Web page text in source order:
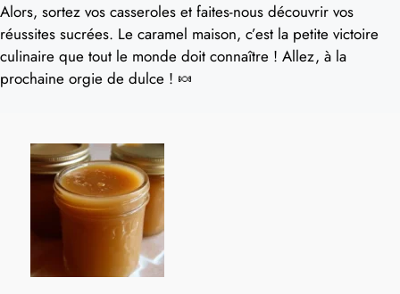
Alors, sortez vos casseroles et faites-nous découvrir vos
réussites sucrées. Le caramel maison, c’est la petite victoire
culinaire que tout le monde doit connaître ! Allez, à la
prochaine orgie de dulce ! 🍬